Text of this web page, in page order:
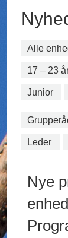
Alle
17 – 23
Junior
Leder
Nye